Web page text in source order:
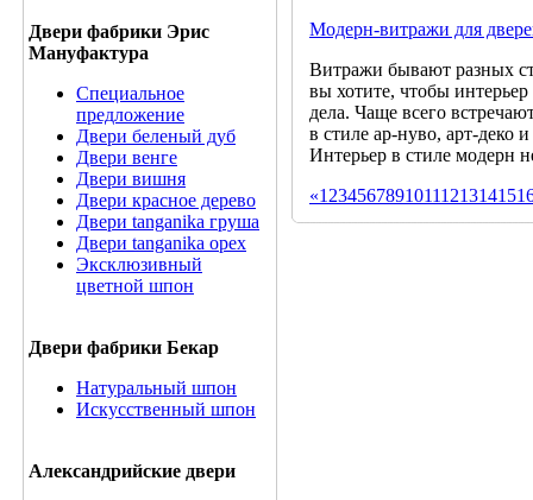
Двери фабрики Эрис
Мануфактура
Специальное
предложение
Двери беленый дуб
Двери венге
Двери вишня
Двери красное дерево
Двери tanganika груша
Двери tanganika oрех
Эксклюзивный
цветной шпон
Двери фабрики Бекар
Натуральный шпон
Искусственный шпон
Александрийские двери
Модерн-витражи для
Витражи бывают разных
вы хотите, чтобы
дела. Чаще всего
в стиле ар-нуво, арт-
Интерьер в стиле модерн
«1 23456789101112131415